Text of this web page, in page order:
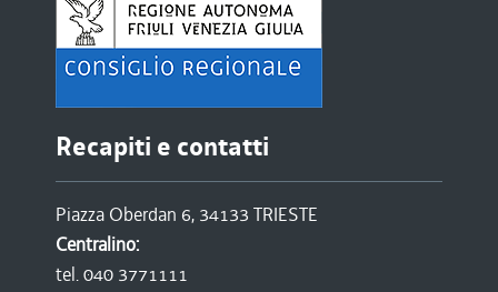
Recapiti e contatti
Piazza Oberdan 6, 34133 TRIESTE
Centralino:
tel. 040 3771111